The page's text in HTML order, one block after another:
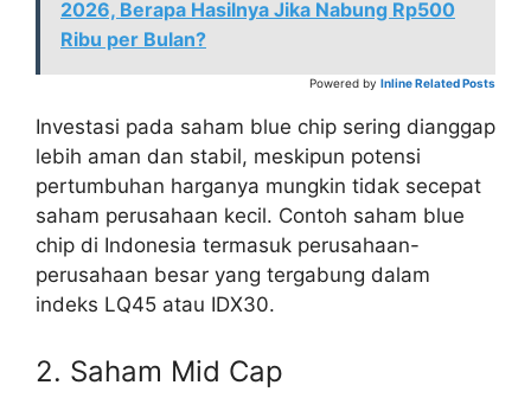
2026, Berapa Hasilnya Jika Nabung Rp500
Ribu per Bulan?
Powered by Inline Related Posts
Investasi pada saham blue chip sering dianggap
lebih aman dan stabil, meskipun potensi
pertumbuhan harganya mungkin tidak secepat
saham perusahaan kecil. Contoh saham blue
chip di Indonesia termasuk perusahaan-
perusahaan besar yang tergabung dalam
indeks LQ45 atau IDX30.
2. Saham Mid Cap